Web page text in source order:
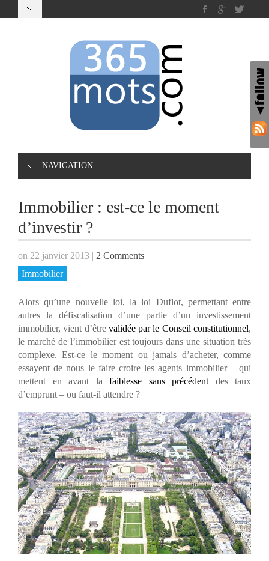
NAVIGATION
Immobilier : est-ce le moment
d’investir ?
on 22 janvier 2013 | 2 Comments
Immobilier
Alors qu’une nouvelle loi, la loi Duflot, permettant entre
autres la défiscalisation d’une partie d’un investissement
immobilier, vient d’être validée par le Conseil constitutionnel,
le marché de l’immobilier est toujours dans une situation très
complexe. Est-ce le moment ou jamais d’acheter, comme
essayent de nous le faire croire les agents immobilier – qui
mettent en avant la faiblesse sans précédent des taux
d’emprunt – ou faut-il attendre ?